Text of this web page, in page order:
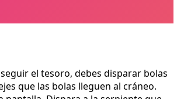
el tesoro, debes disparar bolas
que las bolas lleguen al cráneo.